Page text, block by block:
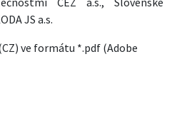
JS a.s.
ve formátu *.pdf (Adobe